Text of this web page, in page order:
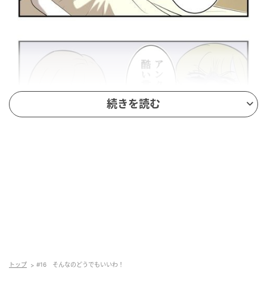
続きを読む
トップ #16 そんなのどうでもいいわ！